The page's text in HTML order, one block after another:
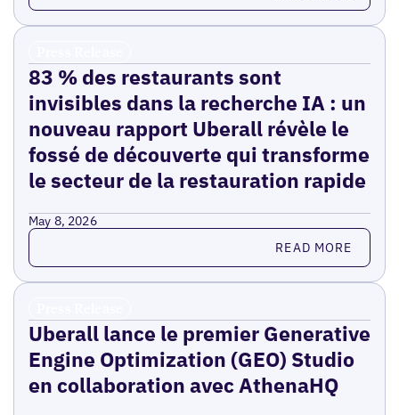
83 % des restaurants sont
invisibles dans la recherche IA : un
nouveau rapport Uberall révèle le
fossé de découverte qui transforme
le secteur de la restauration rapide
May 8, 2026
Read more READ MORE
Uberall lance le premier Generative
Engine Optimization (GEO) Studio
en collaboration avec AthenaHQ